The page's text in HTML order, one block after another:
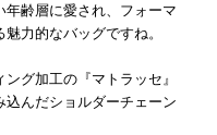
齢層に愛され、フォーマ
力的なバッグですね。
グ加工の『マトラッセ』
んだショルダーチェーン